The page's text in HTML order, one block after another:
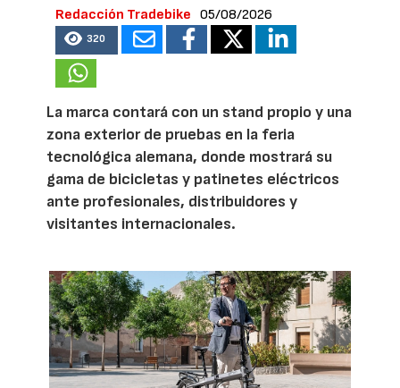
Redacción Tradebike 05/08/2026
320
La marca contará con un stand propio y una
zona exterior de pruebas en la feria
tecnológica alemana, donde mostrará su
gama de bicicletas y patinetes eléctricos
ante profesionales, distribuidores y
visitantes internacionales.